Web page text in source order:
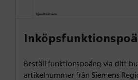
Beställ funktionspoäng via ditt
artikelnummer från Siemens